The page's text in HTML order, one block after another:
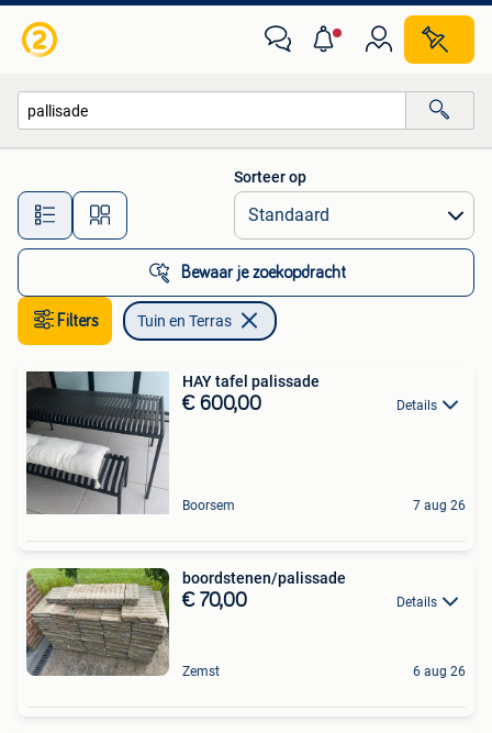
Alle afstanden…
Sorteer op
Bewaar je zoekopdracht
Filters Tuin en Terras
HAY tafel palissade
€ 600,00 Details
Boorsem 7 aug 26
boordstenen/palissade
€ 70,00 Details
Zemst 6 aug 26